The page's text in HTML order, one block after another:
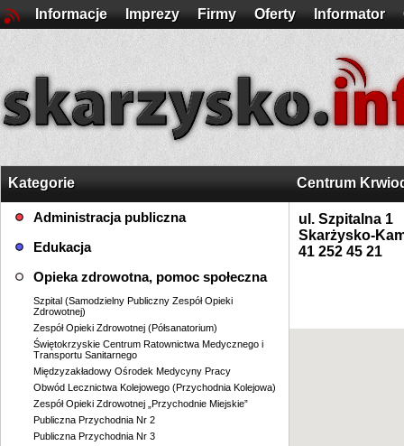
Informacje Imprezy Firmy Oferty Informator
Kategorie
Administracja publiczna
Edukacja
Opieka zdrowotna, pomoc społeczna
Szpital (Samodzielny Publiczny Zespół Opieki
Zdrowotnej)
Zespół Opieki Zdrowotnej (Półsanatorium)
Świętokrzyskie Centrum Ratownictwa Medycznego i
Transportu Sanitarnego
Międzyzakładowy Ośrodek Medycyny Pracy
Obwód Lecznictwa Kolejowego (Przychodnia Kolejowa)
Zespół Opieki Zdrowotnej „Przychodnie Miejskie”
Publiczna Przychodnia Nr 2
Publiczna Przychodnia Nr 3
Centrum
ul. Szpitalna 1
Skarżysko-
41 252 45 21